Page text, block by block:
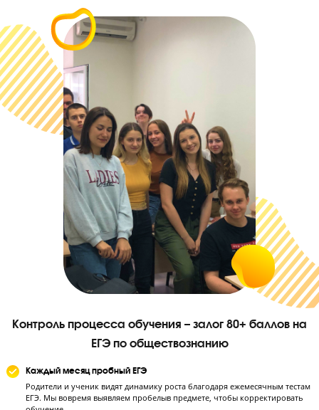
Видео-уроками от Годографа
пользуются крупнейшие сайты
подготовки: